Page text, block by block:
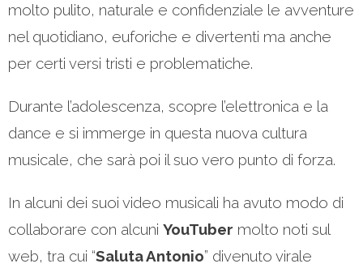
molto pulito, naturale e confidenziale le avventure
nel quotidiano, euforiche e divertenti ma anche
per certi versi tristi e problematiche.
Durante l’adolescenza, scopre l’elettronica e la
dance e si immerge in questa nuova cultura
musicale, che sarà poi il suo vero punto di forza.
In alcuni dei suoi video musicali ha avuto modo di
collaborare con alcuni YouTuber molto noti sul
web, tra cui “Saluta Antonio” divenuto virale